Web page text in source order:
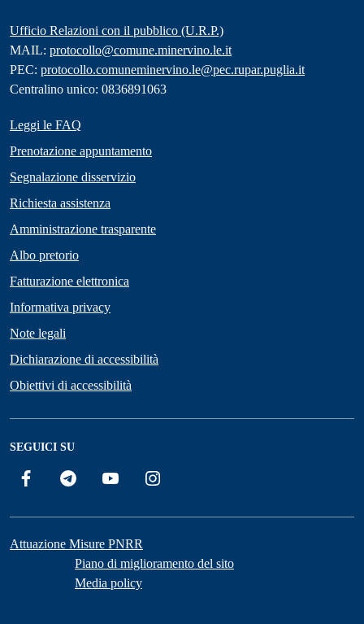
Ufficio Relazioni con il pubblico (U.R.P.)
MAIL: protocollo@comune.minervino.le.it
PEC: protocollo.comuneminervino.le@pec.rupar.puglia.it
Centralino unico: 0836891063
Leggi le FAQ
Prenotazione appuntamento
Segnalazione disservizio
Richiesta assistenza
Amministrazione trasparente
Albo pretorio
Fatturazione elettronica
Informativa privacy
Note legali
Dichiarazione di accessibilità
Obiettivi di accessibilità
SEGUICI SU
Facebook Telegram YouTube
Attuazione Misure PNRR
Piano di miglioramento del sito
Media policy